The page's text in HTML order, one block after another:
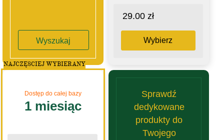
Wyszukaj
29.00 zł
Wybierz
Dostęp do całej bazy
1 miesiąc
NAJCZĘSCIEJ WYBIERANY
Sprawdź
dedykowane
produkty do
Twojego